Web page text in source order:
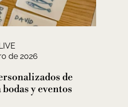
de 2026
de
y eventos